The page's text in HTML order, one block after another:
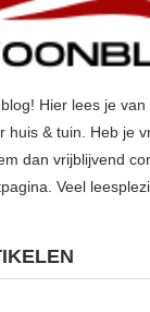
Hier lees je van
huis & tuin. Heb je
dan vrijblijvend
Veel